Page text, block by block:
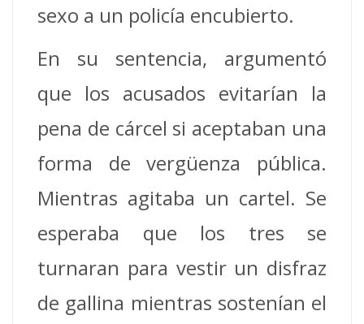
sexo a un policía encubierto.
En su sentencia, argumentó
que los acusados evitarían la
pena de cárcel si aceptaban una
forma de vergüenza pública.
Mientras agitaba un cartel. Se
esperaba que los tres se
turnaran para vestir un disfraz
de gallina mientras sostenían el